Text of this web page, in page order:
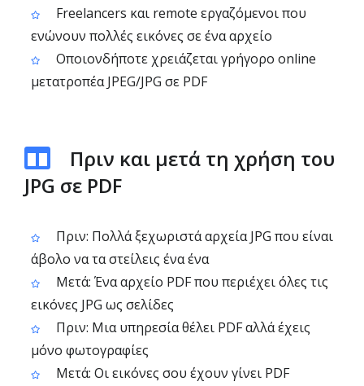
Freelancers και remote εργαζόμενοι που
ενώνουν πολλές εικόνες σε ένα αρχείο
Οποιονδήποτε χρειάζεται γρήγορο online
μετατροπέα JPEG/JPG σε PDF
Πριν και μετά τη χρήση του
JPG σε PDF
Πριν: Πολλά ξεχωριστά αρχεία JPG που είναι
άβολο να τα στείλεις ένα ένα
Μετά: Ένα αρχείο PDF που περιέχει όλες τις
εικόνες JPG ως σελίδες
Πριν: Μια υπηρεσία θέλει PDF αλλά έχεις
μόνο φωτογραφίες
Μετά: Οι εικόνες σου έχουν γίνει PDF